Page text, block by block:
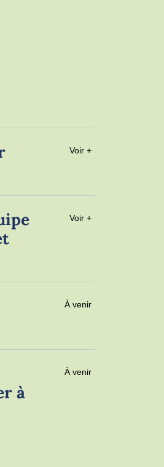
Voir +
Voir +
À venir
À venir
à